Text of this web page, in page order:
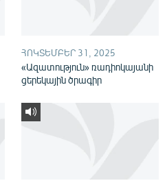
ՀՈԿՏԵՄԲԵՐ 31, 2025
«Ազատություն» ռադիոկայանի
ցերեկային ծրագիր